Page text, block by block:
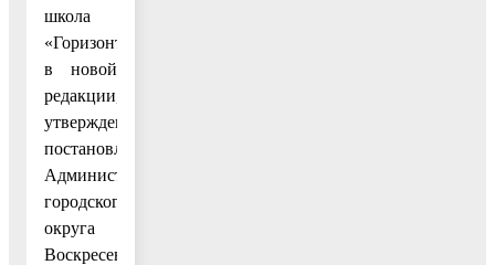
школа
«Горизонт»
в новой
редакции,
утвержденный
постановлением
Администрации
городского
округа
Воскресенск